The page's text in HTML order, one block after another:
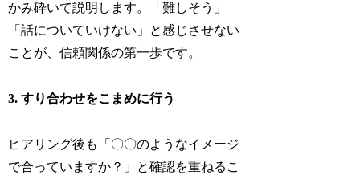
かみ砕いて説明します。「難しそう」
「話についていけない」と感じさせない
ことが、信頼関係の第一歩です。
3. すり合わせをこまめに行う
ヒアリング後も「〇〇のようなイメージ
で合っていますか？」と確認を重ねるこ